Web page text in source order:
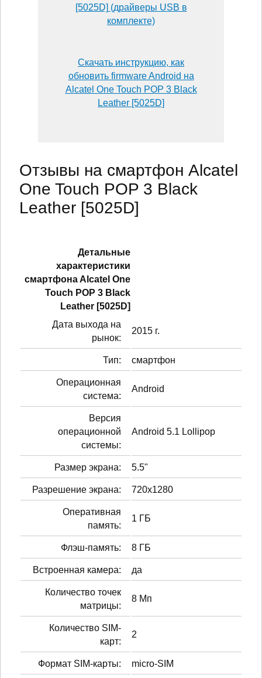
[5025D] (драйверы USB в
комплекте)
Скачать инструкцию, как
обновить firmware Android на
Alcatel One Touch POP 3 Black
Leather [5025D]
Отзывы на смартфон Alcatel
One Touch POP 3 Black
Leather [5025D]
Детальные
характеристики
смартфонa Alcatel One
Touch POP 3 Black
Leather [5025D]
Дата выхода на
рынок:
2015 г.
Тип: смартфон
Операционная
система:
Android
Версия
операционной
системы:
Android 5.1 Lollipop
Размер экрана: 5.5"
Разрешение экрана: 720x1280
Оперативная
память:
1 ГБ
Флэш-память: 8 ГБ
Встроенная камера: да
Количество точек
матрицы:
8 Мп
Количество SIM-
карт:
2
Формат SIM-карты: micro-SIM